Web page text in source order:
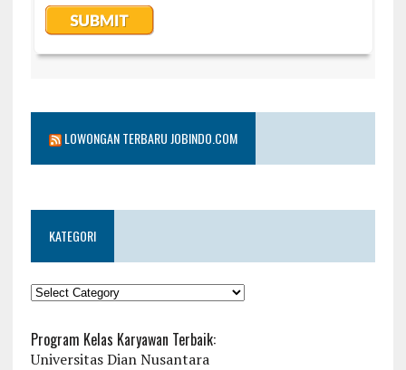
LOWONGAN TERBARU JOBINDO.COM
KATEGORI
KATEGORI
Program Kelas Karyawan Terbaik:
Universitas Dian Nusantara